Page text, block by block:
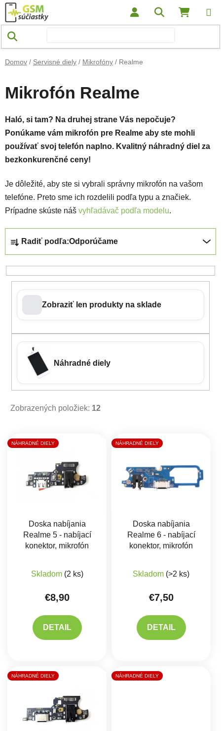
Prejsť na obsah Hľadať
Domov / Servisné diely / Mikrofóny / Realme
Mikrofón Realme
Haló, si tam? Na druhej strane Vás nepočuje?
Ponúkame vám mikrofón pre Realme aby ste mohli
používať svoj telefón naplno. Kvalitný náhradný diel za
bezkonkurenčné ceny!
Je dôležité, aby ste si vybrali správny mikrofón na vašom
telefóne. Preto sme ich rozdelili podľa typu a značiek.
Prípadne skúste náš vyhľadávač podľa modelu.
Radiť podľa:Odporúčame
Zobraziť len produkty na sklade
Náhradné diely
Zobrazených položiek: 12
Výpis produktov
NÁHRADNÉ DIELY
Doska nabíjania
Realme 5 - nabíjací
konektor, mikrofón
Skladom (2 ks)
€8,90
DETAIL
NÁHRADNÉ DIELY
Doska nabíjania
Realme 6 - nabíjací
konektor, mikrofón
Skladom (>2 ks)
€7,50
DETAIL
NÁHRADNÉ DIELY NÁHRADNÉ DIELY